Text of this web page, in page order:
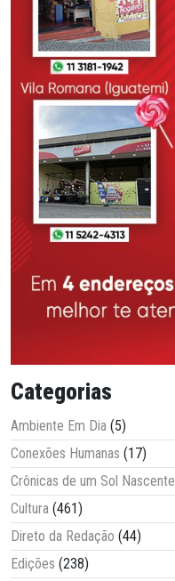
Categorias
Ambiente Em Dia (5)
Conexões Humanas (17)
Crônicas de um Sol Nascente
Cultura (461)
Direto da Redação (44)
Edições (238)